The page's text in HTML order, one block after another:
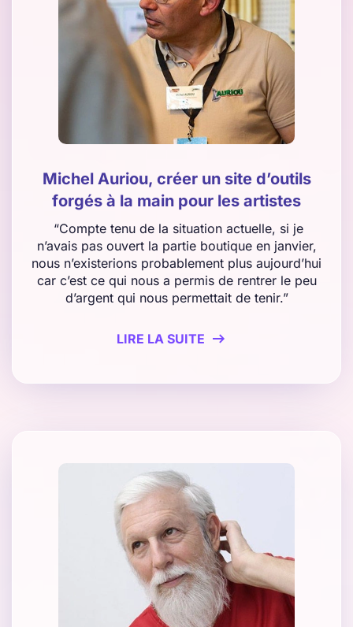
Michel Auriou, créer un site d’outils
forgés à la main pour les artistes
“Compte tenu de la situation actuelle, si je
n’avais pas ouvert la partie boutique en janvier,
nous n’existerions probablement plus aujourd’hui
car c’est ce qui nous a permis de rentrer le peu
d’argent qui nous permettait de tenir.”
LIRE LA SUITE 